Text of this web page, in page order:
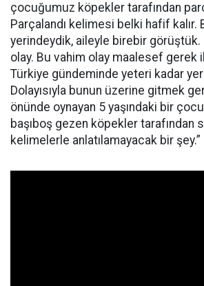
çocuğumuz köpekler tarafından
Parçalandı kelimesi belki hafif kalır.
yerindeydik, aileyle birebir görüştük.
olay. Bu vahim olay maalesef gerek
Türkiye gündeminde yeteri kadar yer
Dolayısıyla bunun üzerine gitmek
önünde oynayan 5 yaşındaki bir
başıboş gezen köpekler tarafından
kelimelerle anlatılamayacak bir şey.”